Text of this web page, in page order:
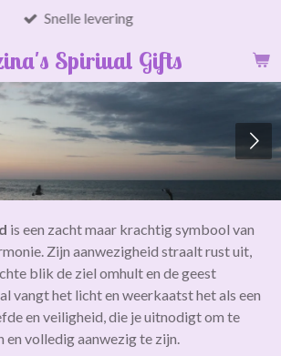
Spiriual Gifts
Snelle levering
is een zacht maar krachtig symbool van
Zijn aanwezigheid straalt rust uit,
blik de ziel omhult en de geest
vangt het licht en weerkaatst het als een
en veiligheid, die je uitnodigt om te
en volledig aanwezig te zijn.